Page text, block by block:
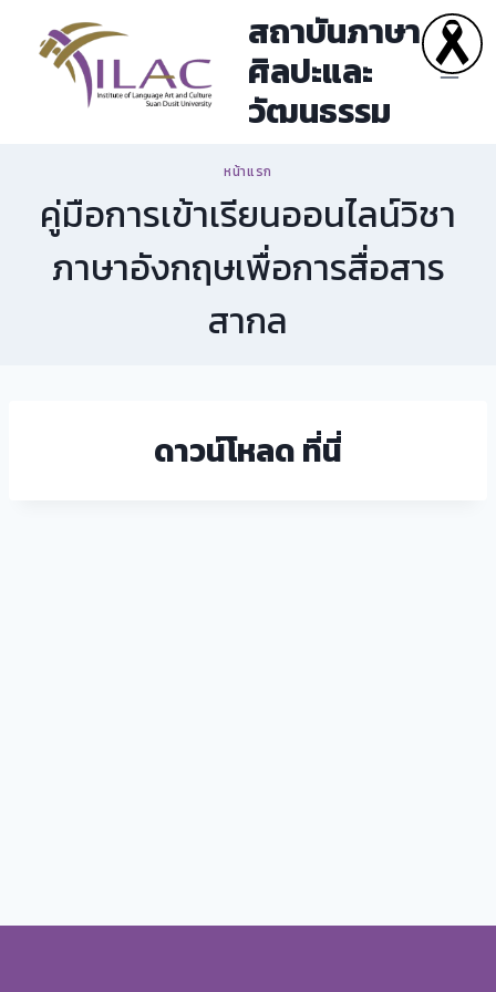
content
สถาบันภาษา
ศิลปะและ
วัฒนธรรม
หน้าแรก
คู่มือการเข้าเรียนออนไลน์วิชา
ภาษาอังกฤษเพื่อการสื่อสาร
สากล
ดาวน์โหลดที่นี่